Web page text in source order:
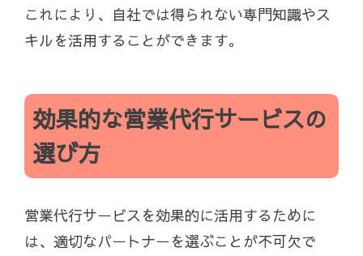
これにより、自社では得られない専門知識やス
キルを活用することができます。
効果的な営業代行サービスの
選び方
営業代行サービスを効果的に活用するために
は、適切なパートナーを選ぶことが不可欠で